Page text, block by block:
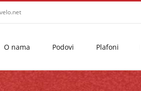
O nama Podovi Plafoni